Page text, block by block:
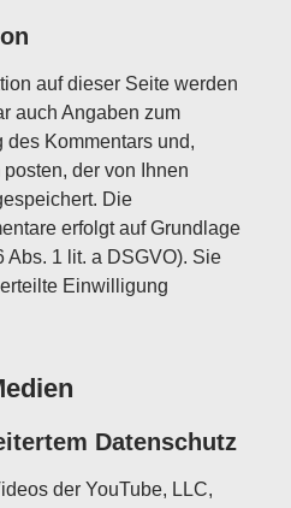
auf dieser Seite werden
auch Angaben zum
Kommentars und,
der von Ihnen
Die
erfolgt auf Grundlage
Abs. 1 lit. a DSGVO). Sie
Einwilligung
Datenschutz
der YouTube, LLC,